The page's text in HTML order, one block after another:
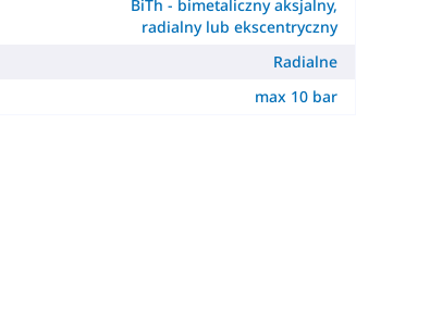
BiTh - bimetaliczny aksjalny,
radialny lub ekscentryczny
Radialne
max 10 bar